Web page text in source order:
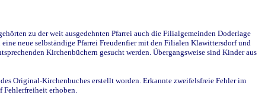
zu der weit ausgedehnten Pfarrei auch die Filialgemeinden Doderlage
neue selbständige Pfarrei Freudenfier mit den Filialen Klawittersdorf und
Kirchenbüchern gesucht werden. Übergangsweise sind Kinder aus
Original-Kirchenbuches erstellt worden. Erkannte zweifelsfreie Fehler im
erhoben.